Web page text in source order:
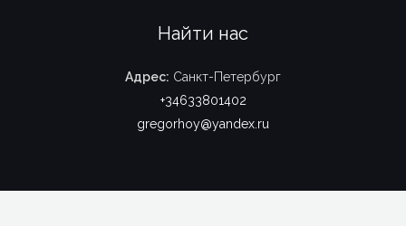
Найти нас
Адрес: Санкт-Петербург
+34633801402
gregorhoy@yandex.ru